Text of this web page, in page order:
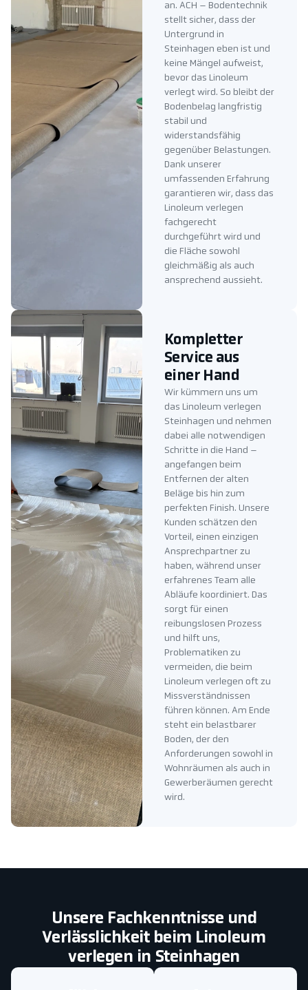
an. ACH – Bodentechnik
stellt sicher, dass der
Untergrund in
Steinhagen eben ist und
keine Mängel aufweist,
bevor das Linoleum
verlegt wird. So bleibt der
Bodenbelag langfristig
stabil und
widerstandsfähig
gegenüber Belastungen.
Dank unserer
umfassenden Erfahrung
garantieren wir, dass das
Linoleum verlegen
fachgerecht
durchgeführt wird und
die Fläche sowohl
gleichmäßig als auch
ansprechend aussieht.
Kompletter
Service aus
einer Hand
Wir kümmern uns um
das Linoleum verlegen
Steinhagen und nehmen
dabei alle notwendigen
Schritte in die Hand –
angefangen beim
Entfernen der alten
Beläge bis hin zum
perfekten Finish. Unsere
Kunden schätzen den
Vorteil, einen einzigen
Ansprechpartner zu
haben, während unser
erfahrenes Team alle
Abläufe koordiniert. Das
sorgt für einen
reibungslosen Prozess
und hilft uns,
Problematiken zu
vermeiden, die beim
Linoleum verlegen oft zu
Missverständnissen
führen können. Am Ende
steht ein belastbarer
Boden, der den
Anforderungen sowohl in
Wohnräumen als auch in
Gewerberäumen gerecht
wird.
Unsere Fachkenntnisse und
Verlässlichkeit beim Linoleum
verlegen in Steinhagen